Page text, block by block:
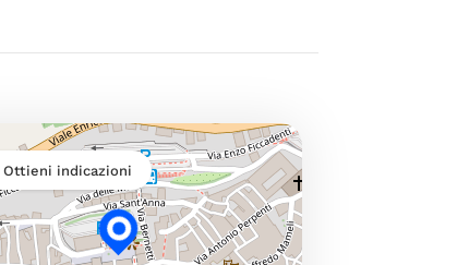
Ottieni indicazioni